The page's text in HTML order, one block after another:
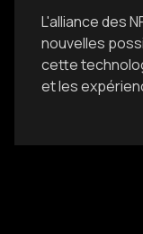
L'alliance des
nouvelles
cette
et les